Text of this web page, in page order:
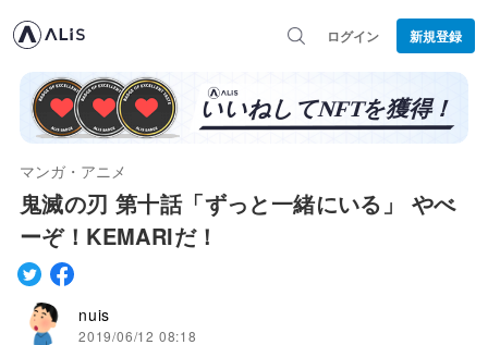
ログイン 新規登録
マンガ・アニメ
鬼滅の刃 第十話「ずっと一緒にいる」 やべ
ーぞ！KEMARIだ！
nuis
2019/06/12 08:18